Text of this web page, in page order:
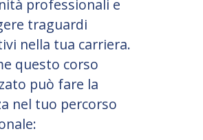
professionali e
traguardi
nella tua carriera.
questo corso
può fare la
nel tuo percorso